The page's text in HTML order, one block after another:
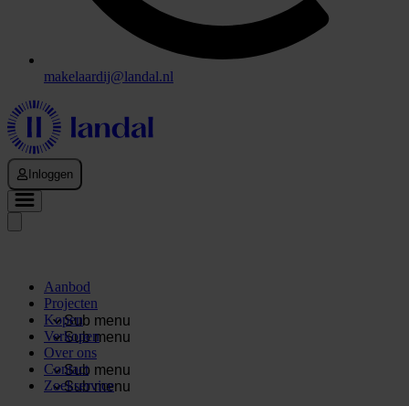
makelaardij@landal.nl
Inloggen
Aanbod
Projecten
Sub menu
Kopen
Sub menu
Verkopen
Over ons
Sub menu
Contact
Sub menu
Zoekservice